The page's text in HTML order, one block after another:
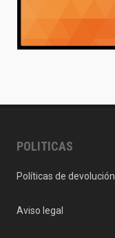
POLITICAS
Políticas de devolución
Aviso legal